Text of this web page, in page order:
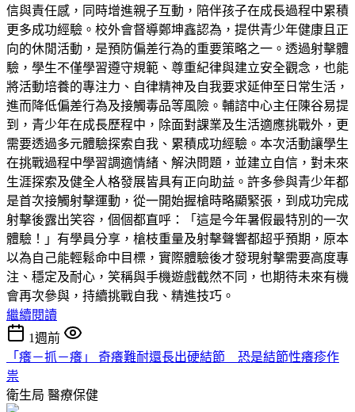
信與責任感，同時增進親子互動，陪伴孩子在成長過程中累積
更多成功經驗。校外會督導鄭坤鑫認為，提供青少年健康且正
向的休閒活動，是預防偏差行為的重要策略之一。透過射擊體
驗，學生不僅學習遵守規範、尊重紀律與建立安全觀念，也能
將活動培養的專注力、自律精神及自我要求延伸至日常生活，
進而降低偏差行為及接觸毒品等風險。輔諮中心主任陳谷易提
到，青少年在成長歷程中，除面對課業及生活適應挑戰外，更
需要透過多元體驗探索自我、累積成功經驗。本次活動讓學生
在挑戰過程中學習調適情緒、解決問題，並建立自信，對未來
生涯探索及健全人格發展皆具有正向助益。許多參與青少年都
是首次接觸射擊運動，從一開始握槍時略顯緊張，到成功完成
射擊後露出笑容，個個都直呼：「這是今年暑假最特別的一次
體驗！」有學員分享，槍枝重量及射擊聲響都超乎預期，原本
以為自己能輕鬆命中目標，實際體驗後才發現射擊需要高度專
注、穩定及耐心，笑稱與手機遊戲截然不同，也期待未來有機
會再次參與，持續挑戰自我、精進技巧。
繼續閱讀
1週前
「癢－抓－癢」 奇癢難耐還長出硬結節 恐是結節性癢疹作
祟
衛生局 醫療保健